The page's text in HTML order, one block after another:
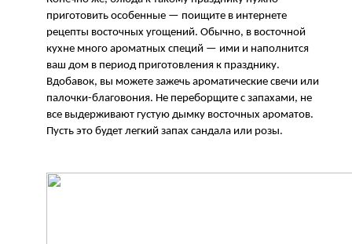
приготовить особенные — поищите в интернете
рецепты восточных угощений. Обычно, в восточной
кухне много ароматных специй — ими и наполнится
ваш дом в период приготовления к празднику.
Вдобавок, вы можете зажечь ароматические свечи или
палочки-благовония. Не переборщите с запахами, не
все выдерживают густую дымку восточных ароматов.
Пусть это будет легкий запах сандала или розы.